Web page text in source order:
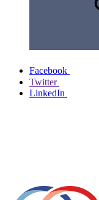
Facebook
Twitter
LinkedIn